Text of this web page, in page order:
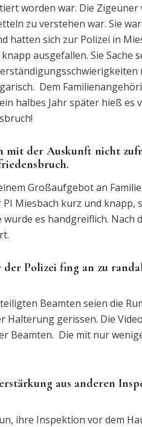
worden war. Die
zu verstehen war. Sie
hatten sich zur Polizei in
ausgefallen. Sie Sache
Dem
halbes Jahr später hieß es
mit der Auskunft nicht
Großaufgebot an
Miesbach kurz und
wurde es handgreiflich.
der Polizei fing an zu
Beamten seien die
Halterung gerissen. Die
Beamten. Die mit nur
aus anderen
ihre Inspektion vor dem